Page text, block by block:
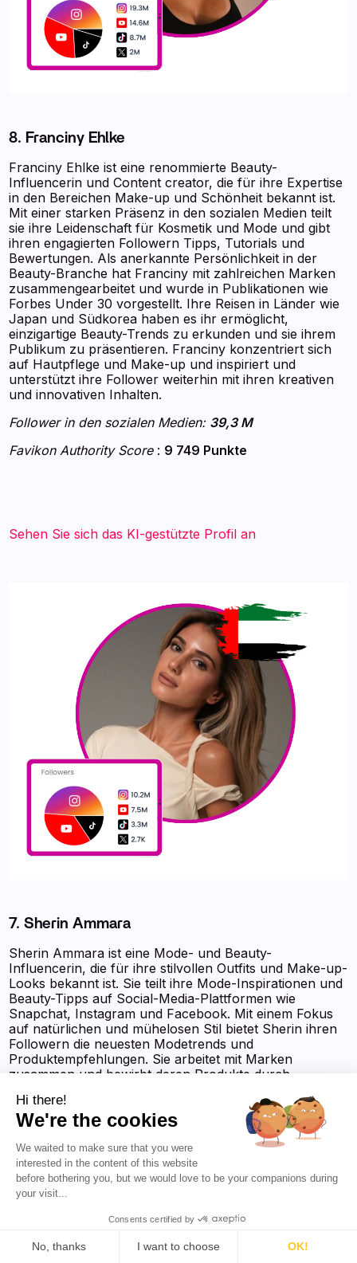
8. Franciny Ehlke
Franciny Ehlke ist eine renommierte Beauty-
Influencerin und Content creator, die für ihre Expertise
in den Bereichen Make-up und Schönheit bekannt ist.
Mit einer starken Präsenz in den sozialen Medien teilt
sie ihre Leidenschaft für Kosmetik und Mode und gibt
ihren engagierten Followern Tipps, Tutorials und
Bewertungen. Als anerkannte Persönlichkeit in der
Beauty-Branche hat Franciny mit zahlreichen Marken
zusammengearbeitet und wurde in Publikationen wie
Forbes Under 30 vorgestellt. Ihre Reisen in Länder wie
Japan und Südkorea haben es ihr ermöglicht,
einzigartige Beauty-Trends zu erkunden und sie ihrem
Publikum zu präsentieren. Franciny konzentriert sich
auf Hautpflege und Make-up und inspiriert und
unterstützt ihre Follower weiterhin mit ihren kreativen
und innovativen Inhalten.
Follower in den sozialen Medien: 39,3 M
Favikon Authority Score: 9 749 Punkte
Sehen Sie sich das KI-gestützte Profil an
7. Sherin Ammara
Sherin Ammara ist eine Mode- und Beauty-
Influencerin, die für ihre stilvollen Outfits und Make-up-
Looks bekannt ist. Sie teilt ihre Mode-Inspirationen und
Beauty-Tipps auf Social-Media-Plattformen wie
Snapchat, Instagram und Facebook. Mit einem Fokus
auf natürlichen und mühelosen Stil bietet Sherin ihren
Followern die neuesten Modetrends und
Produktempfehlungen. Sie arbeitet mit Marken
zusammen und bewirbt deren Produkte durch
auch Lifestyle-Updates und Einblicke in ihr Privatleben.
Folgen Sie Sherin für Mode- und Beauty-Inspiration
und bleiben Sie über die neuesten Trends auf dem
Laufenden.
Follower in den sozialen Medien:21 M
Hi there!
We're the cookies
We waited to make sure that you were
interested in the content of this website
before bothering you, but we would love to be your companions during
your visit...
Consents certified by
No, thanks I want to choose OK!